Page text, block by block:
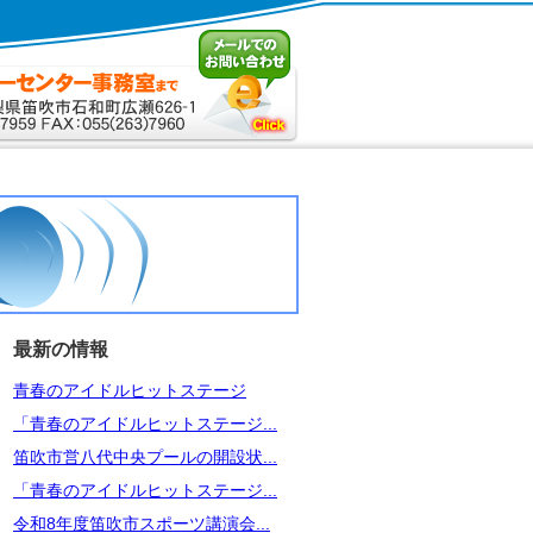
最新の情報
青春のアイドルヒットステージ
「青春のアイドルヒットステージ...
笛吹市営八代中央プールの開設状...
「青春のアイドルヒットステージ...
令和8年度笛吹市スポーツ講演会...